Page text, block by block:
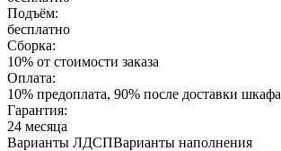
Подъём:
бесплатно
Сборка:
10% от стоимости заказа
Оплата:
10% предоплата, 90% после доставки шкафа
Гарантия:
24 месяца
Варианты ЛДСПВарианты наполнения